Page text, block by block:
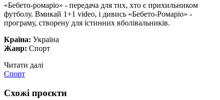
«Бебето-ромаріо» - передача для тих, хто є прихильником
футболу. Вмикай 1+1 video, і дивись «Бебето-Ромаріо» -
програму, створену для істинних вболівальників.
Країна: Україна
Жанр: Спорт
Читати далі
Спорт
Схожі проєкти